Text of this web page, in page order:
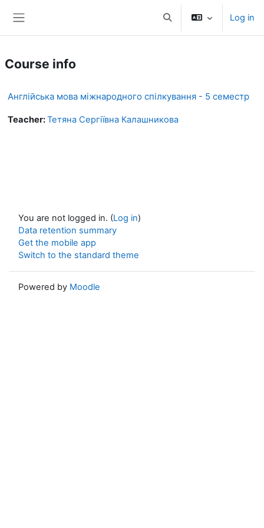
Toggle search inputLog in
Course info
Англійська мова міжнародного спілкування - 5 семестр
Teacher:Тетяна Сергіївна Калашникова
You are not logged in. (Log in)
Data retention summary
Get the mobile app
Switch to the standard theme
Powered by Moodle